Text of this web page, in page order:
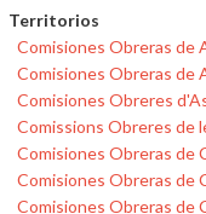
Territorios
Comisiones Obreras de
Comisiones Obreras de
Comisiones Obreres
Comissions Obreres de
Comisiones Obreras de
Comisiones Obreras de
Comisiones Obreras de